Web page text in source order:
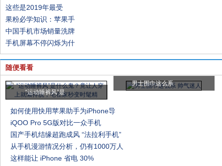
这些是2019年最受
果粉必学知识：苹果手
中国手机市场销量洗牌
手机屏幕不停闪烁为什
随便看看
“运动睡裤风”是
男士围巾这么系
如何使用快用苹果助手为iPhone导
iQOO Pro 5G版对比一众手机
国产手机结缘超跑成风 “法拉利手机”
从手机漫游情况分析，仍有1000万人
这样能让 iPhone 省电 30%